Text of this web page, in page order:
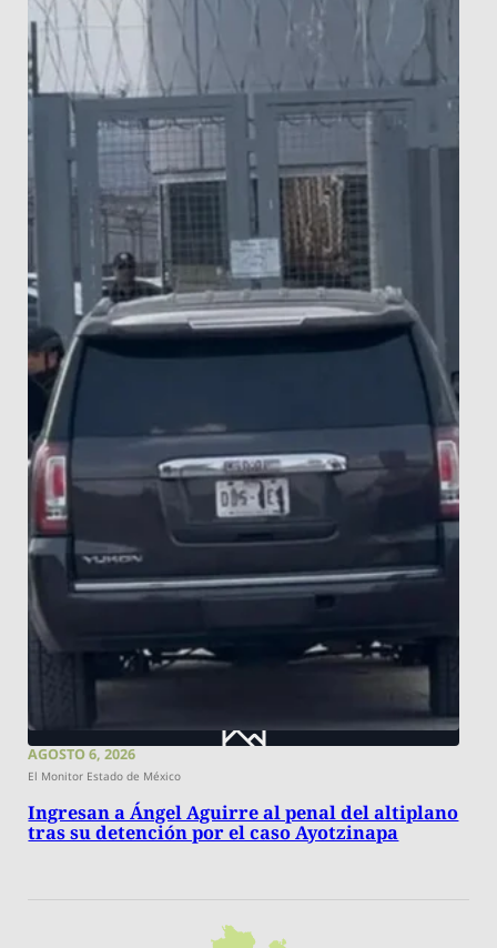
AGOSTO 6, 2026
El Monitor Estado de México
Ingresan a Ángel Aguirre al penal del altiplano
tras su detención por el caso Ayotzinapa